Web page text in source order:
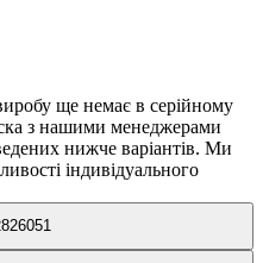
ще немає в серійному
з нашими менеджерами
нижче варіантів. Ми
індивідуального